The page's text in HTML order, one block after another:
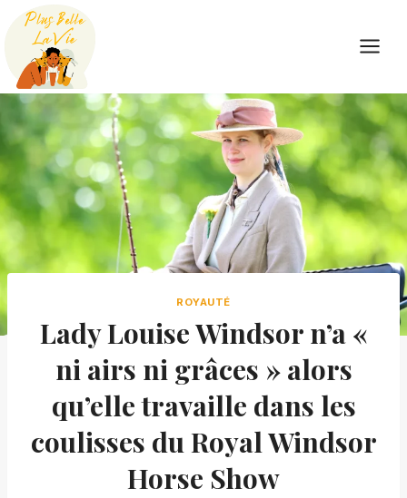
Skip
content
ROYAUTÉ
Lady Louise Windsor n’a «
ni airs ni grâces » alors
qu’elle travaille dans les
coulisses du Royal Windsor
Horse Show